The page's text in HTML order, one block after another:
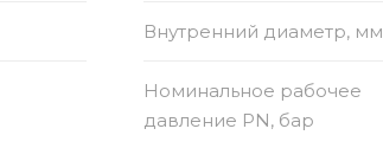
Внутренний диаметр, мм
Номинальное рабочее
давление PN, бар